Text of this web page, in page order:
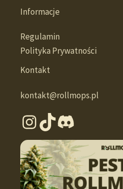
Informacje
Regulamin
Polityka Prywatności
Kontakt
kontakt@rollmops.pl
Instagram
TikTokDiscord